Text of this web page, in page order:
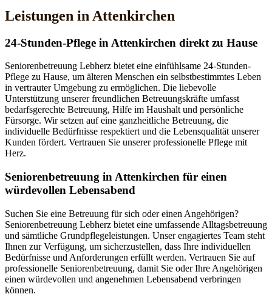
Leistungen in Attenkirchen
24-Stunden-Pflege in Attenkirchen direkt zu Hause
Seniorenbetreuung Lebherz bietet eine einfühlsame 24-Stunden-
Pflege zu Hause, um älteren Menschen ein selbstbestimmtes Leben
in vertrauter Umgebung zu ermöglichen. Die liebevolle
Unterstützung unserer freundlichen Betreuungskräfte umfasst
bedarfsgerechte Betreuung, Hilfe im Haushalt und persönliche
Fürsorge. Wir setzen auf eine ganzheitliche Betreuung, die
individuelle Bedürfnisse respektiert und die Lebensqualität unserer
Kunden fördert. Vertrauen Sie unserer professionelle Pflege mit
Herz.
Senioren­betreuung in Attenkirchen für einen
würdevollen Lebensabend
Suchen Sie eine Betreuung für sich oder einen Angehörigen?
Seniorenbetreuung Lebherz bietet eine umfassende Alltagsbetreuung
und sämtliche Grundpflegeleistungen. Unser engagiertes Team steht
Ihnen zur Verfügung, um sicherzustellen, dass Ihre individuellen
Bedürfnisse und Anforderungen erfüllt werden. Vertrauen Sie auf
professionelle Seniorenbetreuung, damit Sie oder Ihre Angehörigen
einen würdevollen und angenehmen Lebensabend verbringen
können.